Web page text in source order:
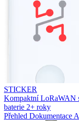
STICKER
Kompaktní LoRaWAN
baterie 2+ roky
Přehled Dokumentace